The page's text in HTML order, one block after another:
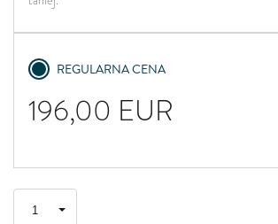
REGULARNA CENA
196,00 EUR